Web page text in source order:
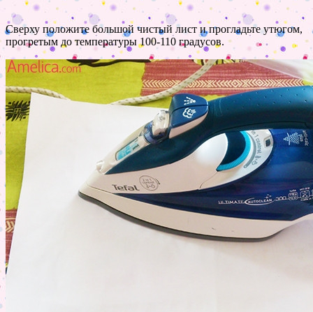
Сверху положите большой чистый лист и прогладьте утюгом,
прогретым до температуры 100-110 градусов.